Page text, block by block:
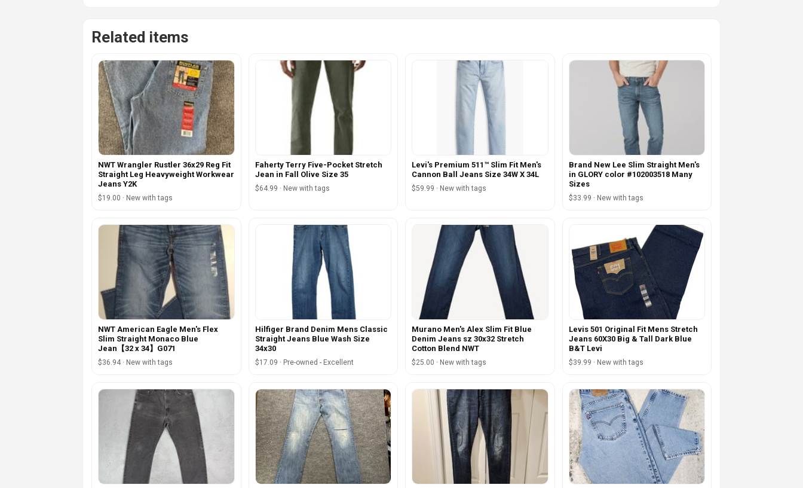
Related items
NWT Wrangler Rustler 36x29 Reg Fit
Straight Leg Heavyweight Workwear
Jeans Y2K
$19.00 · New with tags
Faherty Terry Five-Pocket Stretch
Jean in Fall Olive Size 35
$64.99 · New with tags
Levi's Premium 511™ Slim Fit Men's
Cannon Ball Jeans Size 34W X 34L
$59.99 · New with tags
Brand New Lee Slim Straight Men's
in GLORY color #102003518 Many
Sizes
$33.99 · New with tags
NWT American Eagle Men's Flex
Slim Straight Monaco Blue
Jean【32 x 34】G071
$36.94 · New with tags
Hilfiger Brand Denim Mens Classic
Straight Jeans Blue Wash Size
34x30
$17.09 · Pre-owned - Excellent
Murano Men's Alex Slim Fit Blue
Denim Jeans sz 30x32 Stretch
Cotton Blend NWT
$25.00 · New with tags
Levis 501 Original Fit Mens Stretch
Jeans 60X30 Big & Tall Dark Blue
B&T Levi
$39.99 · New with tags